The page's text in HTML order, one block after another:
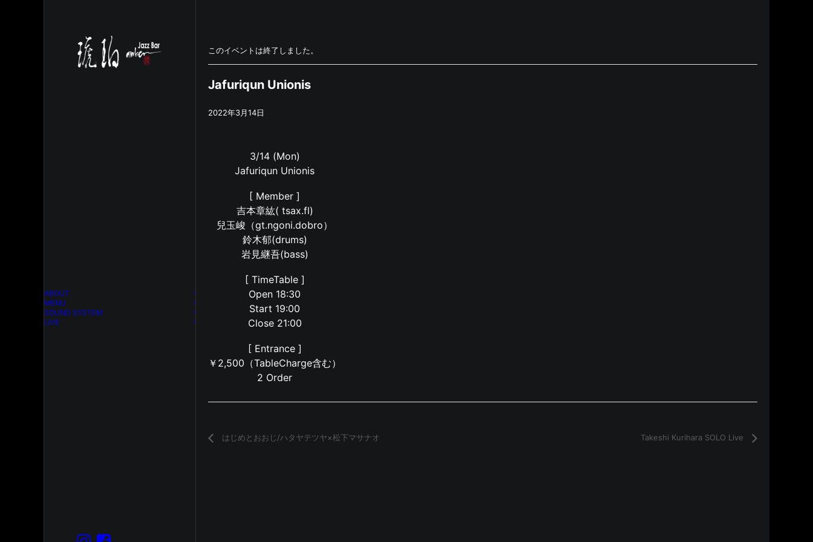
ABOUT
MENU
SOUND SYSTEM
LIVE
このイベントは終了しました。
Jafuriqun Unionis
2022年3月14日
3/14 (Mon)
Jafuriqun Unionis
[ Member ]
吉本章紘( tsax.fl)
兒玉峻（gt.ngoni.dobro）
鈴木郁(drums)
岩見継吾(bass)
[ TimeTable ]
Open 18:30
Start 19:00
Close 21:00
[ Entrance ]
￥2,500（TableCharge含む）
2 Order
はじめとおおじ/ハタヤテツヤ×松下マサナオ Takeshi Kurihara SOLO Live